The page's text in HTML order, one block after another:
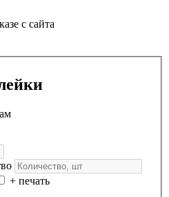
с сайта
+ печать